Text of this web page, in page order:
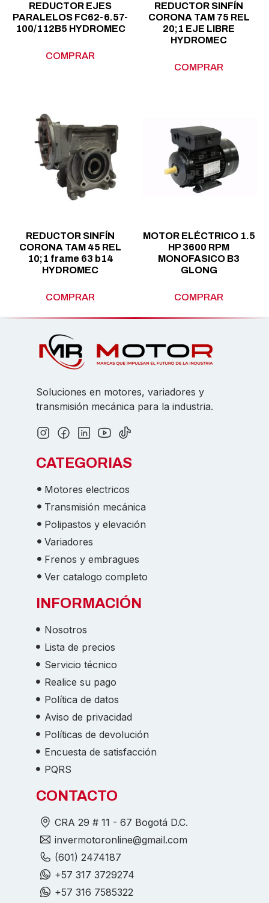
REDUCTOR EJES
PARALELOS FC62-6.57-
100/112B5 HYDROMEC
COMPRAR
REDUCTOR SINFÍN
CORONA TAM 75 REL
20;1 EJE LIBRE
HYDROMEC
COMPRAR
REDUCTOR SINFÍN
CORONA TAM 45 REL
10;1 frame 63 b14
HYDROMEC
COMPRAR
MOTOR ELÉCTRICO 1.5
HP 3600 RPM
MONOFASICO B3
GLONG
COMPRAR
Soluciones en motores, variadores y
transmisión mecánica para la industria.
CATEGORIAS
Motores electricos
Transmisión mecánica
Polipastos y elevación
Variadores
Frenos y embragues
Ver catalogo completo
INFORMACIÓN
Nosotros
Lista de precios
Servicio técnico
Realice su pago
Política de datos
Aviso de privacidad
Políticas de devolución
Encuesta de satisfacción
PQRS
CONTACTO
CRA 29 # 11 - 67 Bogotá D.C.
invermotoronline@gmail.com
(601) 2474187
+57 317 3729274
+57 316 7585322